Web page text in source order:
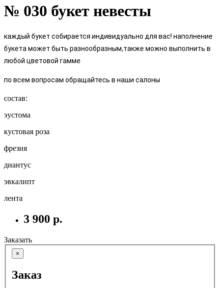
№ 030 букет невесты
каждый букет собирается индивидуально для вас! наполнение
букета может быть разнообразным,также можно выполнить в
любой цветовой гамме
по всем вопросам обращайтесь в наши салоны
состав:
эустома
кустовая роза
фрезия
диантус
эвкалипт
лента
3 900 р.
Заказать
×
Заказ